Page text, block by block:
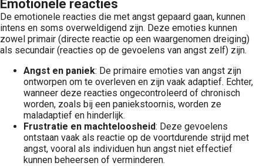
Emotionele reacties
De emotionele reacties die met angst gepaard gaan, kunnen
intens en soms overweldigend zijn. Deze emoties kunnen
zowel primair (directe reactie op een waargenomen dreiging)
als secundair (reacties op de gevoelens van angst zelf) zijn.
Angst en paniek: De primaire emoties van angst zijn
ontworpen om te overleven en zijn vaak adaptief. Echter,
wanneer deze reacties ongecontroleerd of chronisch
worden, zoals bij een paniekstoornis, worden ze
maladaptief en hinderlijk.
Frustratie en machteloosheid: Deze gevoelens
ontstaan vaak als reactie op de voortdurende strijd met
angst, vooral als individuen hun angst niet effectief
kunnen beheersen of verminderen.